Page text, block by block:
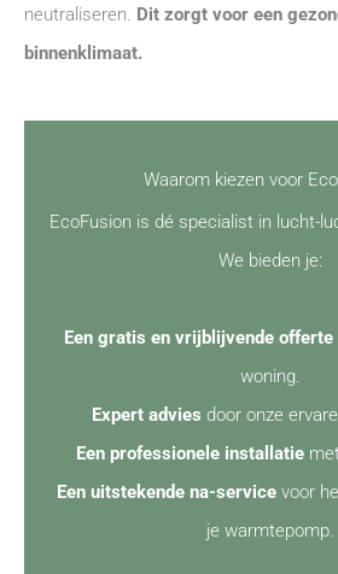
neutraliseren. Dit zorgt voor een
binnenklimaat.
Waarom kiezen voor
EcoFusion is dé specialist in lucht-
We bieden je:
Een gratis en vrijblijvende offerte
woning.
Expert advies door onze
Een professionele installatie
Een uitstekende na-service voor
je warmtepomp.